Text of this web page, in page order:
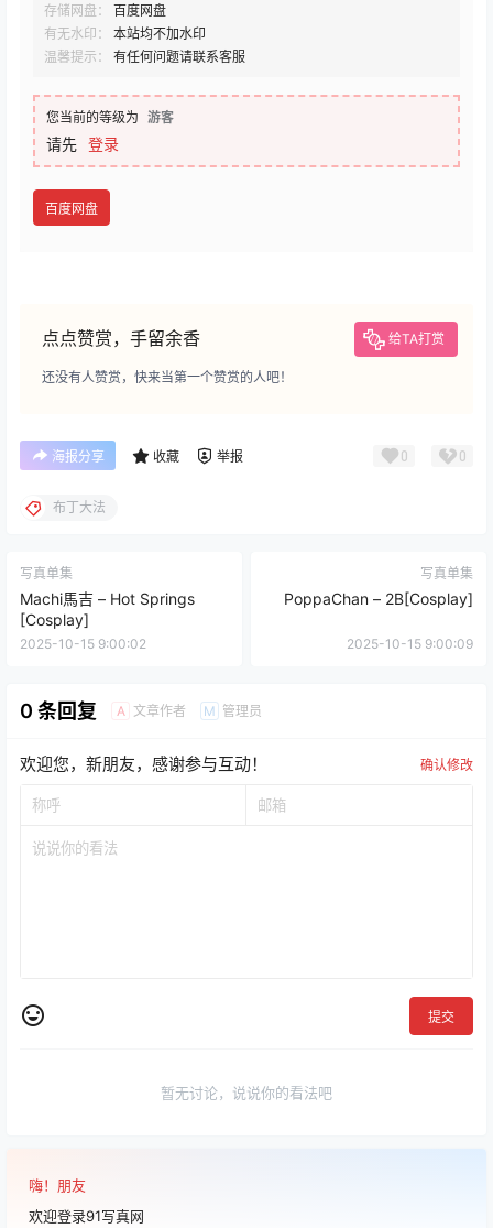
存储网盘：
百度网盘
有无水印：
本站均不加水印
温馨提示：
有任何问题请联系客服
您当前的等级为 游客
请先 登录
百度网盘
点点赞赏，手留余香 给TA打赏
还没有人赞赏，快来当第一个赞赏的人吧！
海报分享 收藏 举报 0 0
布丁大法
写真单集
Machi馬吉 – Hot Springs
[Cosplay]
2025-10-15 9:00:02
写真单集
PoppaChan – 2B[Cosplay]
2025-10-15 9:00:09
0 条回复 A 文章作者 M 管理员
欢迎您，新朋友，感谢参与互动！ 确认修改
提交
暂无讨论，说说你的看法吧
嗨！朋友
欢迎登录91写真网